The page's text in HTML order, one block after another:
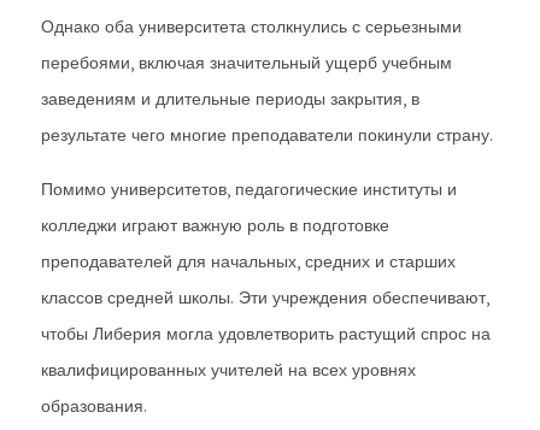
Однако оба университета столкнулись с серьезными
перебоями, включая значительный ущерб учебным
заведениям и длительные периоды закрытия, в
результате чего многие преподаватели покинули страну.
Помимо университетов, педагогические институты и
колледжи играют важную роль в подготовке
преподавателей для начальных, средних и старших
классов средней школы. Эти учреждения обеспечивают,
чтобы Либерия могла удовлетворить растущий спрос на
квалифицированных учителей на всех уровнях
образования.